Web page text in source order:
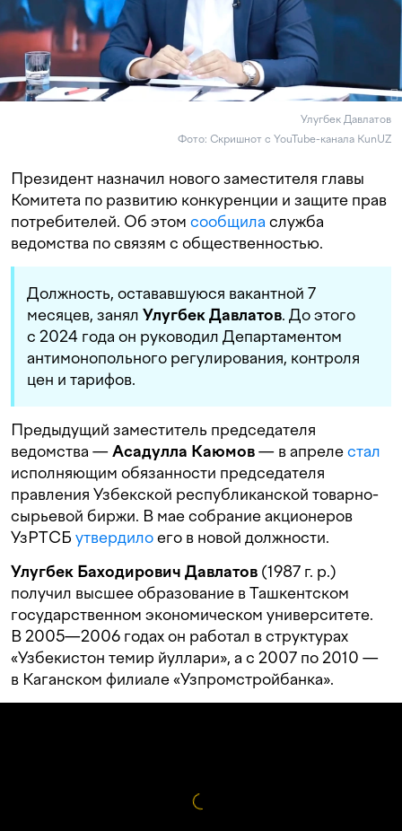
Улугбек Давлатов
Фото: Скришнот с YouTube-канала KunUZ
Президент назначил нового заместителя главы
Комитета по развитию конкуренции и защите прав
потребителей. Об этом сообщила служба
ведомства по связям с общественностью.
Должность, остававшуюся вакантной 7
месяцев, занял Улугбек Давлатов. До этого
с 2024 года он руководил Департаментом
антимонопольного регулирования, контроля
цен и тарифов.
Предыдущий заместитель председателя
ведомства —Асадулла Каюмов— в апрелестал
исполняющим обязанности председателя
правления Узбекской республиканской товарно-
сырьевой биржи. В мае собрание акционеров
УзРТСБ утвердилоего в новой должности.
Улугбек Баходирович Давлатов (1987 г. р.)
получил высшее образование в Ташкентском
государственном экономическом университете.
В 2005—2006 годах он работал в структурах
«Узбекистон темир йуллари», а с 2007 по 2010 —
в Каганском филиале «Узпромстройбанка».